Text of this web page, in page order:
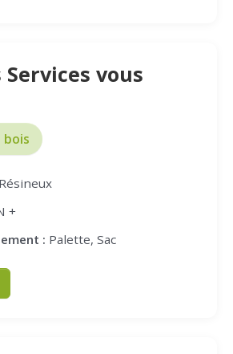
vous
bois
Résineux
+
: Palette, Sac